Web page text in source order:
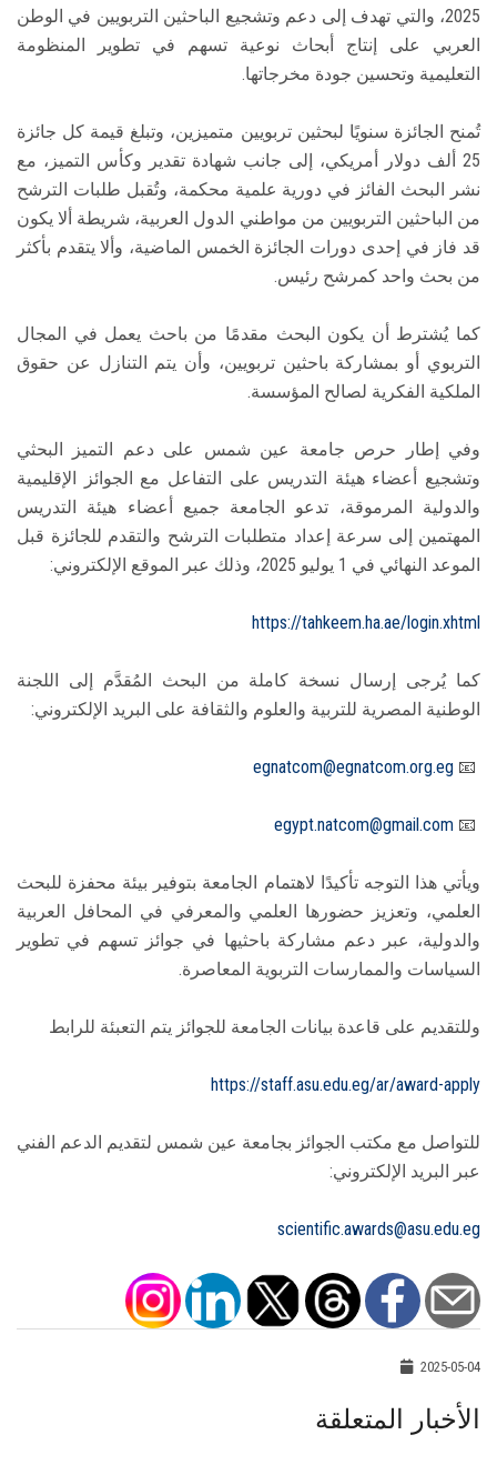
2025، والتي تهدف إلى دعم وتشجيع الباحثين التربويين في الوطن
العربي على إنتاج أبحاث نوعية تسهم في تطوير المنظومة
التعليمية وتحسين جودة مخرجاتها.
تُمنح الجائزة سنويًا لبحثين تربويين متميزين، وتبلغ قيمة كل جائزة
25 ألف دولار أمريكي، إلى جانب شهادة تقدير وكأس التميز، مع
نشر البحث الفائز في دورية علمية محكمة، وتُقبل طلبات الترشح
من الباحثين التربويين من مواطني الدول العربية، شريطة ألا يكون
قد فاز في إحدى دورات الجائزة الخمس الماضية، وألا يتقدم بأكثر
من بحث واحد كمرشح رئيس.
كما يُشترط أن يكون البحث مقدمًا من باحث يعمل في المجال
التربوي أو بمشاركة باحثين تربويين، وأن يتم التنازل عن حقوق
الملكية الفكرية لصالح المؤسسة.
وفي إطار حرص جامعة عين شمس على دعم التميز البحثي
وتشجيع أعضاء هيئة التدريس على التفاعل مع الجوائز الإقليمية
والدولية المرموقة، تدعو الجامعة جميع أعضاء هيئة التدريس
المهتمين إلى سرعة إعداد متطلبات الترشح والتقدم للجائزة قبل
الموعد النهائي في 1 يوليو 2025، وذلك عبر الموقع الإلكتروني:
https://tahkeem.ha.ae/login.xhtml
كما يُرجى إرسال نسخة كاملة من البحث المُقدَّم إلى اللجنة
الوطنية المصرية للتربية والعلوم والثقافة على البريد الإلكتروني:
📧
egnatcom@egnatcom.org.eg
📧
egypt.natcom@gmail.com
ويأتي هذا التوجه تأكيدًا لاهتمام الجامعة بتوفير بيئة محفزة للبحث
العلمي، وتعزيز حضورها العلمي والمعرفي في المحافل العربية
والدولية، عبر دعم مشاركة باحثيها في جوائز تسهم في تطوير
السياسات والممارسات التربوية المعاصرة.
وللتقديم على قاعدة بيانات الجامعة للجوائز يتم التعبئة للرابط
https://staff.asu.edu.eg/ar/award-apply
للتواصل مع مكتب الجوائز بجامعة عين شمس لتقديم الدعم الفني
عبر البريد الإلكتروني:
scientific.awards@asu.edu.eg
2025-05-04
الأخبار المتعلقة